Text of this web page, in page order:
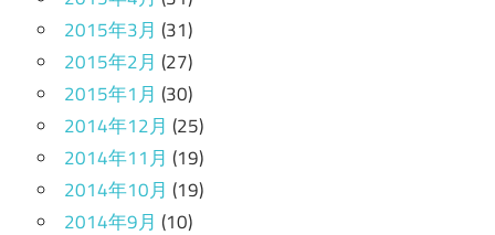
2015年3月 (31)
2015年2月 (27)
2015年1月 (30)
2014年12月 (25)
2014年11月 (19)
2014年10月 (19)
2014年9月 (10)